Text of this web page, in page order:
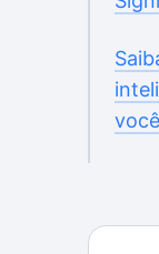
você